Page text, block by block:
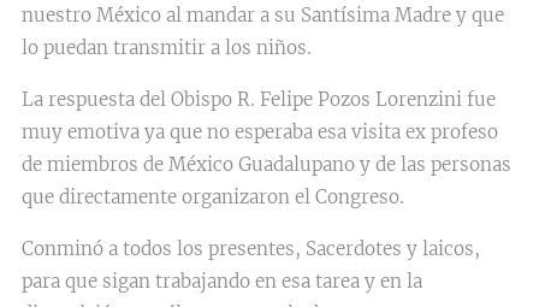
nuestro México al mandar a su Santísima Madre y que
lo puedan transmitir a los niños.
La respuesta del Obispo R. Felipe Pozos Lorenzini fue
muy emotiva ya que no esperaba esa visita ex profeso
de miembros de México Guadalupano y de las personas
que directamente organizaron el Congreso.
Conminó a todos los presentes, Sacerdotes y laicos,
para que sigan trabajando en esa tarea y en la